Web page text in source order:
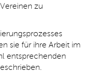
zu
sie für ihre Arbeit im
entsprechenden